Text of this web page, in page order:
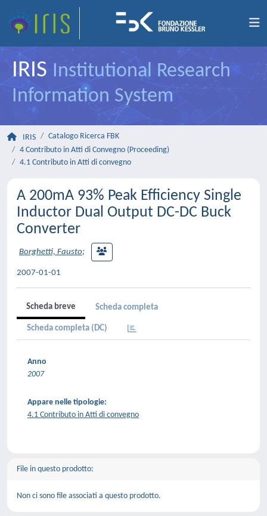
IRIS Institutional Research
Information System
IRIS
Catalogo Ricerca FBK
4 Contributo in Atti di Convegno (Proceeding)
4.1 Contributo in Atti di convegno
A 200mA 93% Peak Efficiency Single
Inductor Dual Output DC-DC Buck
Converter
Borghetti, Fausto;
2007-01-01
Scheda breve Scheda completa
Scheda completa (DC)
Anno
2007
Appare nelle tipologie:
4.1 Contributo in Atti di convegno
File in questo prodotto:
Non ci sono file associati a questo prodotto.